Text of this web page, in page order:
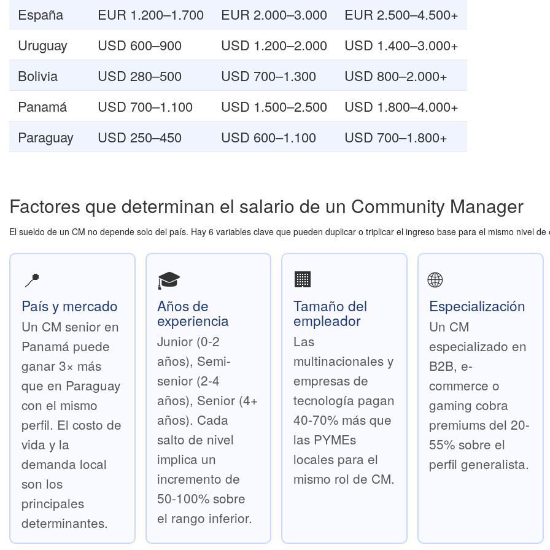
España
EUR 1.200–1.700 EUR 2.000–3.000
EUR 2.500–4.500+
Uruguay
USD 600–900 USD 1.200–2.000
USD 1.400–3.000+
Bolivia
USD 280–500 USD 700–1.300
USD 800–2.000+
Panamá
USD 700–1.100 USD 1.500–2.500
USD 1.800–4.000+
Paraguay
USD 250–450 USD 600–1.100 USD 700–1.800+
Factores que determinan el salario de un Community Manager
El sueldo de un CM no depende solo del país. Hay 6 variables clave que pueden duplicar o triplicar el ingreso base para el mismo nivel de
📍
País y mercado
Un CM senior en
Panamá puede
ganar 3× más
que en Paraguay
con el mismo
perfil. El costo de
vida y la
demanda local
son los
principales
determinantes.
🎓
Años de
experiencia
Junior (0-2
años), Semi-
senior (2-4
años), Senior (4+
años). Cada
salto de nivel
implica un
incremento de
50-100% sobre
el rango inferior.
🏢
Tamaño del
empleador
Las
multinacionales y
empresas de
tecnología pagan
40-70% más que
las PYMEs
locales para el
mismo rol de CM.
🌐
Especialización
Un CM
especializado en
B2B, e-
commerce o
gaming cobra
premiums del 20-
55% sobre el
perfil generalista.